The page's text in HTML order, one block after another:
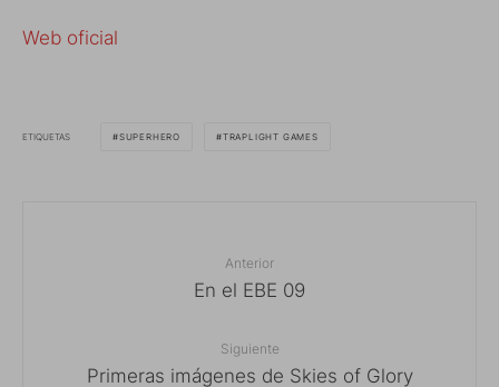
Web oficial
ETIQUETAS SUPERHERO TRAPLIGHT GAMES
Anterior
En el EBE 09
Siguiente
Primeras imágenes de Skies of Glory